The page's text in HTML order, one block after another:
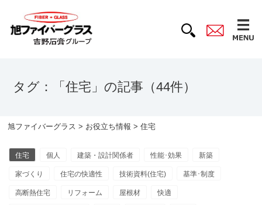
タグ：「住宅」の記事（44件）
旭ファイバーグラス > お役立ち情報 > 住宅
住宅 個人 建築・設計関係者 性能･効果 新築
家づくり 住宅の快適性 技術資料(住宅) 基準･制度
高断熱住宅 リフォーム 屋根材 快適